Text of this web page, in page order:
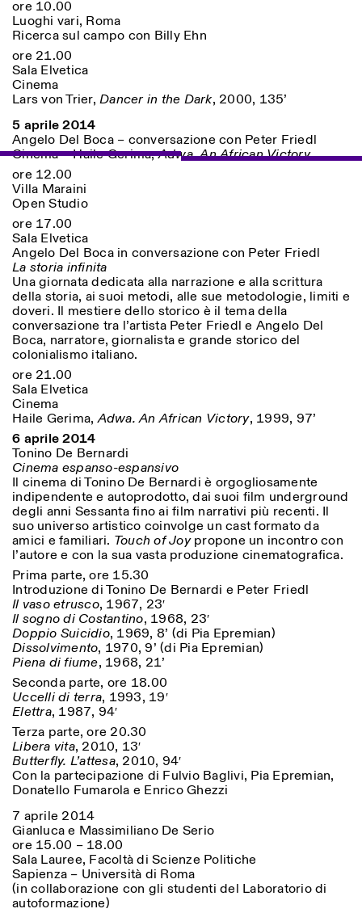
ore 10.00
Luoghi vari, Roma
Ricerca sul campo con Billy Ehn
ore 21.00
Sala Elvetica
Cinema
Lars von Trier, Dancer in the Dark, 2000, 135’
5 aprile 2014
Angelo Del Boca – conversazione con Peter Friedl
Cinema – Haile Gerima,Adwa. An African Victory
ore 12.00
Villa Maraini
Open Studio
ore 17.00
Sala Elvetica
Angelo Del Boca in conversazione con Peter Friedl
La storia infinita
Una giornata dedicata alla narrazione e alla scrittura
della storia, ai suoi metodi, alle sue metodologie, limiti e
doveri. Il mestiere dello storico è il tema della
conversazione tra l’artista Peter Friedl e Angelo Del
Boca, narratore, giornalista e grande storico del
colonialismo italiano.
ore 21.00
Sala Elvetica
Cinema
Haile Gerima,Adwa. An African Victory, 1999, 97’
6 aprile 2014
Tonino De Bernardi
Cinema espanso-espansivo
Il cinema di Tonino De Bernardi è orgogliosamente
indipendente e autoprodotto, dai suoi film underground
degli anni Sessanta fino ai film narrativi più recenti. Il
suo universo artistico coinvolge un cast formato da
amici e familiari. Touch of Joypropone un incontro con
l’autore e con la sua vasta produzione cinematografica.
Prima parte, ore 15.30
Introduzione di Tonino De Bernardi e Peter Friedl
Il vaso etrusco, 1967, 23′
Il sogno di Costantino, 1968, 23′
Doppio Suicidio, 1969, 8’ (di Pia Epremian)
Dissolvimento, 1970, 9’ (di Pia Epremian)
Piena di fiume, 1968, 21’
Seconda parte, ore 18.00
Uccelli di terra, 1993, 19′
Elettra, 1987, 94′
Terza parte, ore 20.30
Libera vita, 2010, 13′
Butterfly. L’attesa, 2010, 94′
Con la partecipazione di Fulvio Baglivi, Pia Epremian,
Donatello Fumarola e Enrico Ghezzi
7 aprile 2014
Gianluca e Massimiliano De Serio
ore 15.00 – 18.00
Sala Lauree, Facoltà di Scienze Politiche
Sapienza – Università di Roma
(in collaborazione con gli studenti del Laboratorio di
autoformazione)